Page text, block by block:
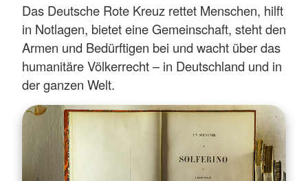
Das Deutsche Rote Kreuz rettet Menschen, hilft
in Notlagen, bietet eine Gemeinschaft, steht den
Armen und Bedürftigen bei und wacht über das
humanitäre Völkerrecht – in Deutschland und in
der ganzen Welt.